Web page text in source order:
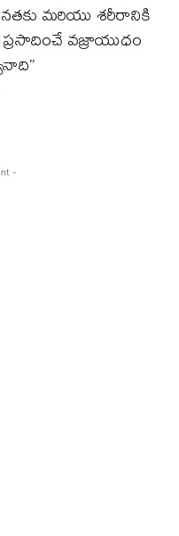
మరియు శరీరానికి
ప్రసాదించే వజ్రాయుధం
-